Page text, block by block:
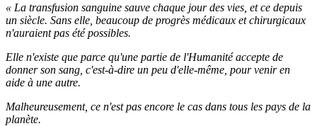
« La transfusion sanguine sauve chaque jour des vies, et ce depuis
un siècle. Sans elle, beaucoup de progrès médicaux et chirurgicaux
n'auraient pas été possibles.
Elle n'existe que parce qu'une partie de l'Humanité accepte de
donner son sang, c'est-à-dire un peu d'elle-même, pour venir en
aide à une autre.
Malheureusement, ce n'est pas encore le cas dans tous les pays de la
planète.